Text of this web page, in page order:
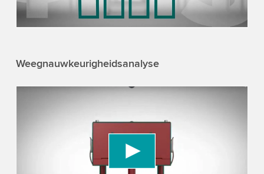
Weegnauwkeurigheidsanalyse
We use a third party service to embed video
content that may collect data about your activity.
Please review the details and accept the service